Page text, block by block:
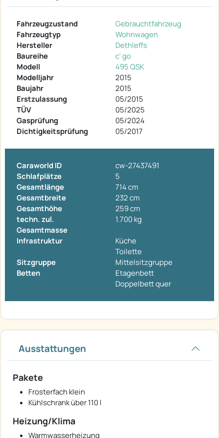
Fahrzeugzustand
Gebrauchtfahrzeug
Fahrzeugtyp
Wohnwagen
Hersteller
Dethleffs
Baureihe
c' go
Modell
495 QSK
Modelljahr
2015
Baujahr
2015
Erstzulassung
05/2015
TÜV
05/2025
Gasprüfung
05/2024
Dichtigkeitsprüfung
05/2017
Caraworld ID
cw-27437491
Schlafplätze
5
Gesamtlänge
714 cm
Gesamtbreite
232 cm
Gesamthöhe
259 cm
techn. zul.
Gesamtmasse
1.700 kg
Infrastruktur
Küche
Toilette
Sitzgruppe
Mittelsitzgruppe
Betten
Etagenbett
Doppelbett quer
Ausstattungen
Pakete
Frosterfach klein
Kühlschrank über 110 l
Heizung/Klima
Warmwasserheizung